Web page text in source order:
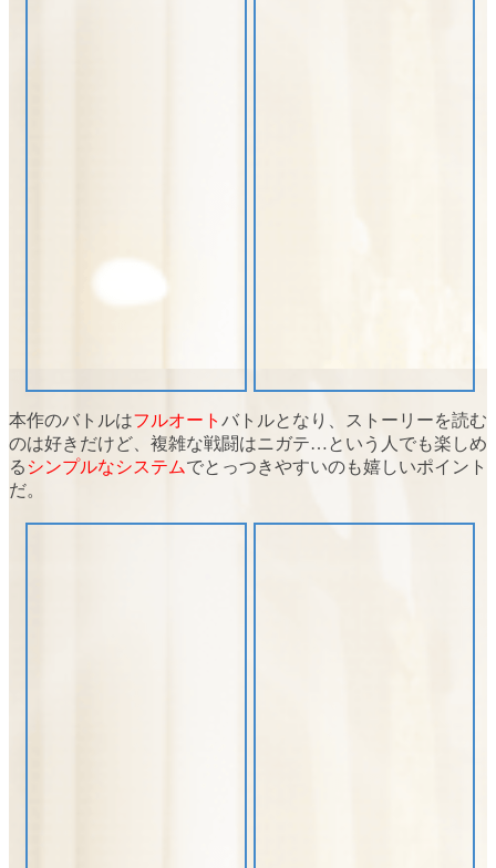
本作のバトルはフルオート バトルとなり、ストーリーを読む
のは好きだけど、複雑な戦闘はニガテ…という人でも楽しめ
る シンプルなシステムでとっつきやすいのも嬉しいポイント
だ。